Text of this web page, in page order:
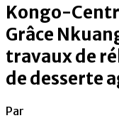
Kongo-
Grâce
travaux de
de desserte
Par